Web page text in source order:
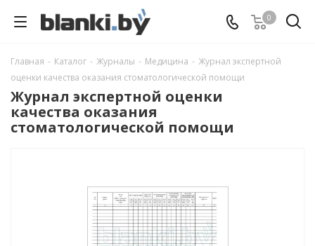
0
Главная - Каталог - Журналы - Медицина - Журнал экспертной
оценки качества оказания стоматологической помощи
Журнал экспертной оценки
качества оказания
стоматологической помощи